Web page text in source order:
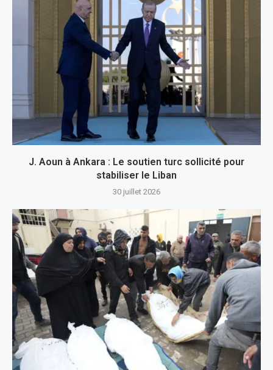
J. Aoun à Ankara : Le soutien turc sollicité pour
stabiliser le Liban
30 juillet 2026